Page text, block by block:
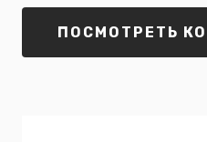
ПОСМОТРЕТЬ